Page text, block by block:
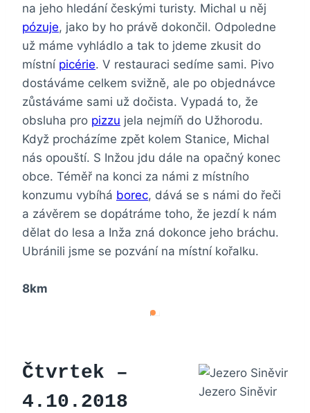
na jeho hledání českými turisty. Michal u něj
pózuje, jako by ho právě dokončil. Odpoledne
už máme vyhládlo a tak to jdeme zkusit do
místní picérie. V restauraci sedíme sami. Pivo
dostáváme celkem svižně, ale po objednávce
zůstáváme sami už dočista. Vypadá to, že
obsluha pro pizzu jela nejmíň do Užhorodu.
Když procházíme zpět kolem Stanice, Michal
nás opouští. S Inžou jdu dále na opačný konec
obce. Téměř na konci za námi z místního
konzumu vybíhá borec, dává se s námi do řeči
a závěrem se dopátráme toho, že jezdí k nám
dělat do lesa a Inža zná dokonce jeho bráchu.
Ubránili jsme se pozvání na místní kořalku.
8km
Jezero Siněvir
Čtvrtek –
4.10.2018